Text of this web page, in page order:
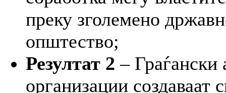
преку зголемено
општество;
Резултат 2 – Граѓански
организации создаваат